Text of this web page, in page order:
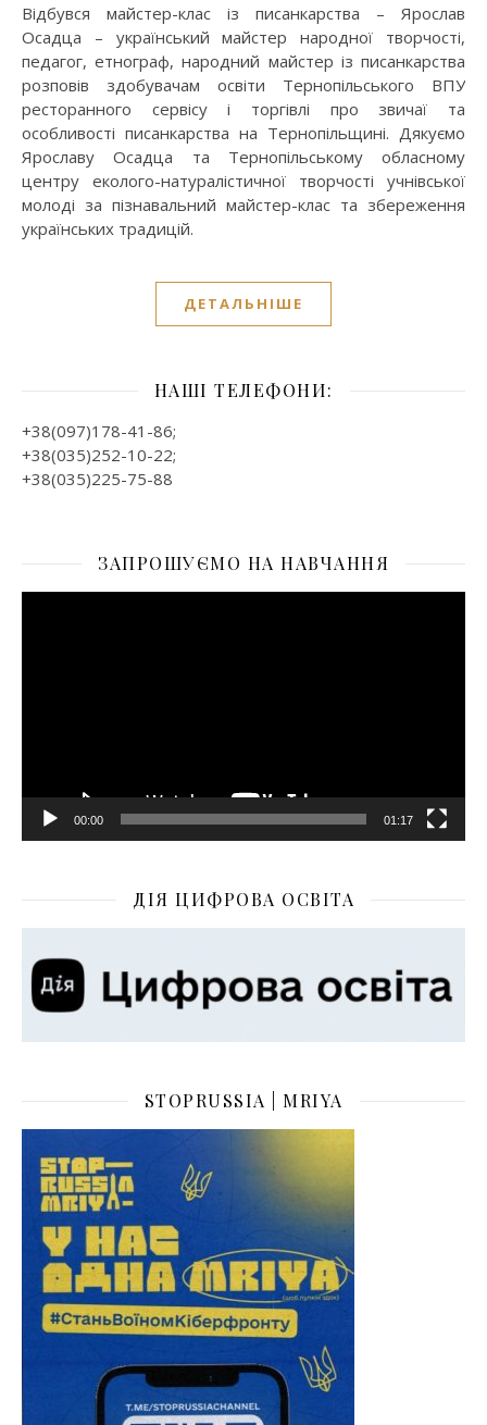
Відбувся майстер-клас із писанкарства – Ярослав
Осадца – український майстер народної творчості,
педагог, етнограф, народний майстер із писанкарства
розповів здобувачам освіти Тернопільського ВПУ
ресторанного сервісу і торгівлі про звичаї та
особливості писанкарства на Тернопільщині. Дякуємо
Ярославу Осадца та Тернопільському обласному
центру еколого-натуралістичної творчості учнівської
молоді за пізнавальний майстер-клас та збереження
українських традицій.
ДЕТАЛЬНІШЕ
НАШІ ТЕЛЕФОНИ:
+38(097)178-41-86;
+38(035)252-10-22;
+38(035)225-75-88
ЗАПРОШУЄМО НА НАВЧАННЯ
Відеопрогравач
00:00 01:17
ДІЯ ЦИФРОВА ОСВІТА
STOPRUSSIA | MRIYA